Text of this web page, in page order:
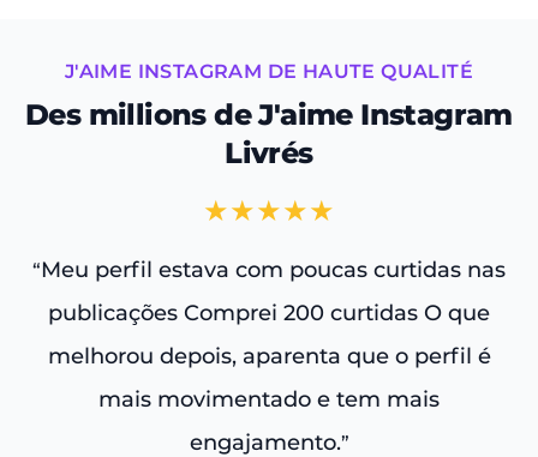
J'AIME INSTAGRAM DE HAUTE QUALITÉ
Des millions de J'aime Instagram
Livrés
★★★★★
“Meu perfil estava com poucas curtidas nas
publicações Comprei 200 curtidas O que
melhorou depois, aparenta que o perfil é
mais movimentado e tem mais
engajamento.”